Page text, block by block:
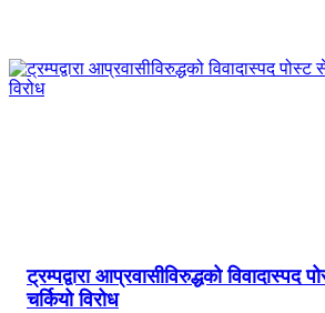
ट्रम्पद्वारा आप्रवासीविरुद्धको विवादास्पद
चर्कियो विरोध